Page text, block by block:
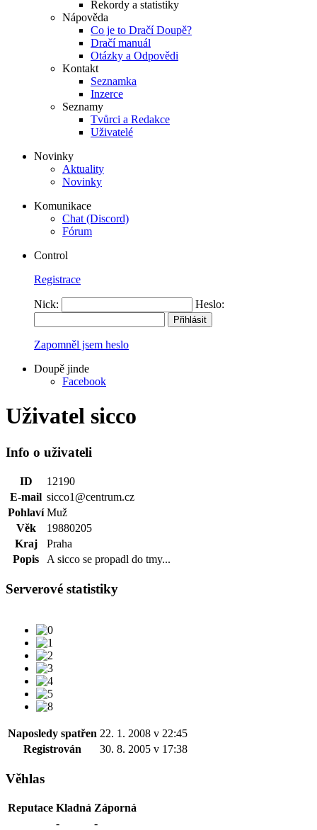
Rekordy a statistiky
Nápověda
Co je to Dračí Doupě?
Dračí manuál
Otázky a Odpovědi
Kontakt
Seznamka
Inzerce
Seznamy
Tvůrci a Redakce
Uživatelé
Novinky
Aktuality
Novinky
Komunikace
Chat (Discord)
Fórum
Control
Registrace
Nick: Heslo:
Zapomněl jsem heslo
Doupě jinde
Facebook
Uživatel sicco
Info o uživateli
ID
12190
E-mail sicco1@centrum.cz
Pohlaví Muž
Věk
19880205
Kraj
Praha
Popis
A sicco se propadl do tmy...
Serverové statistiky
Naposledy spatřen 22. 1. 2008 v 22:45
Registrován
30. 8. 2005 v 17:38
Věhlas
Reputace Kladná Záporná
-
-